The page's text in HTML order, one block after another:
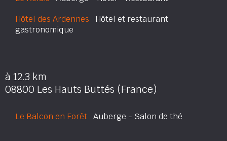
Hôtel des Ardennes Hôtel et restaurant
gastronomique
à 12.3 km
08800 Les Hauts Buttés (France)
Le Balcon en Forêt Auberge - Salon de thé